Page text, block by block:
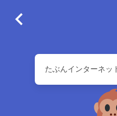
たぶんインターネッ